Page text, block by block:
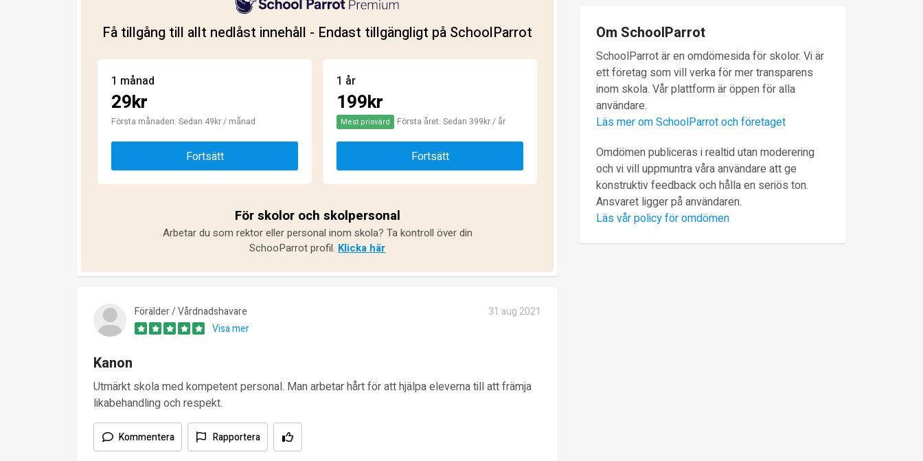
Få tillgång till allt nedlåst innehåll - Endast tillgängligt på SchoolParrot
1 månad
29kr
Första månaden. Sedan 49kr / månad
Fortsätt
1 år
199kr
Mest prisvärd Första året. Sedan 399kr / år
Fortsätt
För skolor och skolpersonal
Arbetar du som rektor eller personal inom skola? Ta kontroll över din
SchooParrot profil. Klicka här
Förälder / Vårdnadshavare
31 aug 2021
Visa mer
Kanon
Utmärkt skola med kompetent personal. Man arbetar hårt för att hjälpa eleverna till att främja
likabehandling och respekt.
Kommentera Rapportera
Om SchoolParrot
SchoolParrot är en omdömesida för skolor. Vi är
ett företag som vill verka för mer transparens
inom skola. Vår plattform är öppen för alla
användare.
Läs mer om SchoolParrot och företaget
Omdömen publiceras i realtid utan moderering
och vi vill uppmuntra våra användare att ge
konstruktiv feedback och hålla en seriös ton.
Ansvaret ligger på användaren.
Läs vår policy för omdömen